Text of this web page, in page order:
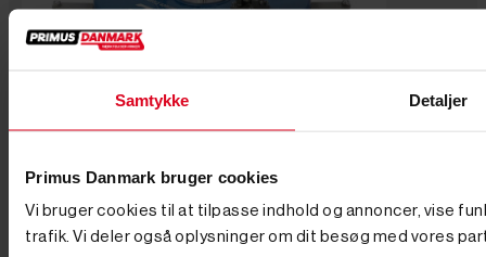
Samtykke Detaljer
Primus Danmark bruger cookies
Vi bruger cookies til at tilpasse indhold og annoncer, vise
trafik. Vi deler også oplysninger om dit besøg med vores
 